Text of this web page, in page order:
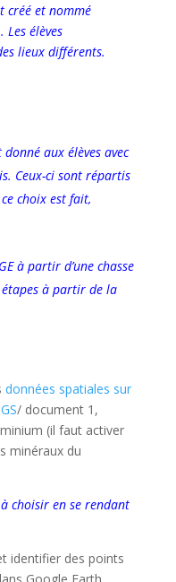
créé et nommé
Les élèves
lieux différents.
aux élèves avec
Ceux-ci sont répartis
choix est fait,
à partir d’une chasse
à partir de la
données spatiales sur
/ document 1,
(il faut activer
minéraux du
choisir en se rendant
identifier des points